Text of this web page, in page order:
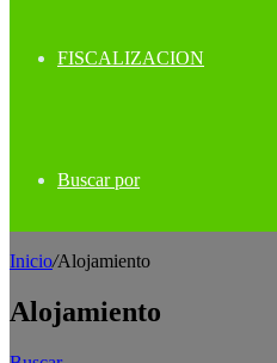
FISCALIZACION
Buscar por
Inicio/Alojamiento
Alojamiento